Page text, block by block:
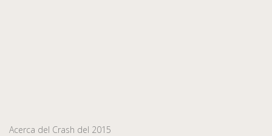
Acerca del Crash del 2015